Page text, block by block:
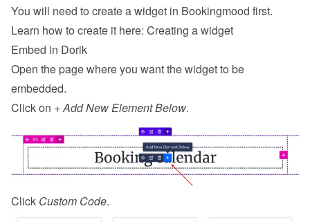
You will need to create a widget in Bookingmood first.
Learn how to create it here: Creating a widget
Embed in Dorik
Open the page where you want the widget to be
embedded.
Click on + Add New Element Below.
Click Custom Code.